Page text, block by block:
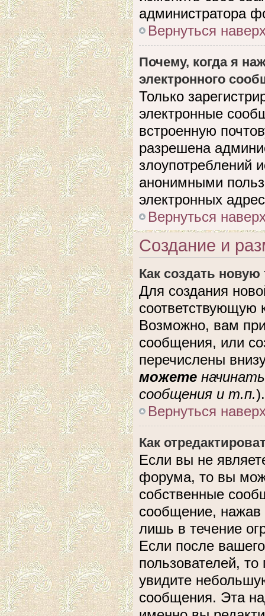
администратора
Вернуться
Почему, когда я
электронного
Только
электронные
встроенную
разрешена
злоупотреблений
анонимными
электронных
Вернуться
Создание и
Как создать новую
Для создания
соответствующую
Возможно, вам
сообщения, или
перечислены
можете
сообщения и т.п.).
Вернуться
Как
Если вы не
форума, то вы
собственные
сообщение, нажав
лишь в течение
Если после
пользователей,
увидите
сообщения. Эта